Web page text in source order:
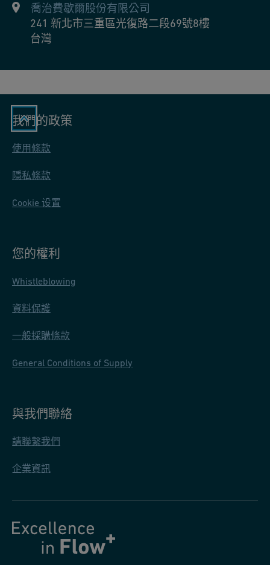
monitored with dissolved oxygen (DO) sensors.
喬治費歇爾股份有限公司
241 新北市三重區光復路二段69號8樓
台灣
我們的政策
使用條款
隱私條款
Cookie 设置
您的權利
Whistleblowing
資料保護
一般採購條款
General Conditions of Supply
與我們聯絡
請聯繫我們
企業資訊